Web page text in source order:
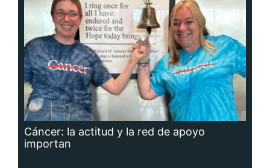
Cáncer: la actitud y la red de apoyo
importan